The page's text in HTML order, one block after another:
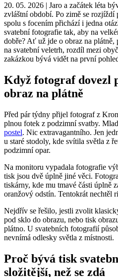
20. 05. 2026 | Jaro a začátek léta
zvláštní období. Po zimě se rozjíždí
spolu s focením přichází i jedna
svatební fotografie tak, aby na
dobře? Ať už jde o obraz na
na svatební veletrh, rozdíl mezi
zakázkou bývá vidět na první
Když fotograf dovezl
obraz na plátně
Před pár týdny přijel fotograf z
plnou fotek z podzimní svatby.
postel. Nic extravagantního. Jen
u staré stodoly, kde svítila světla z
podzimní opar.
Na monitoru vypadala fotografie
tisk jsou dvě úplně jiné věci.
tiskárny, kde mu tmavé části úplně
oranžový odstín. Tentokrát nechtěl
Nejdřív se řešilo, jestli zvolit
pod sklo do obrazu, nebo tisk
plátno. U svatebních fotografií
nevnímá odlesky světla z místnosti.
Proč bývá tisk
složitější, než se zdá